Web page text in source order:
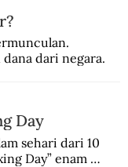
dari negara.
Day
sehari dari 10
Day” enam